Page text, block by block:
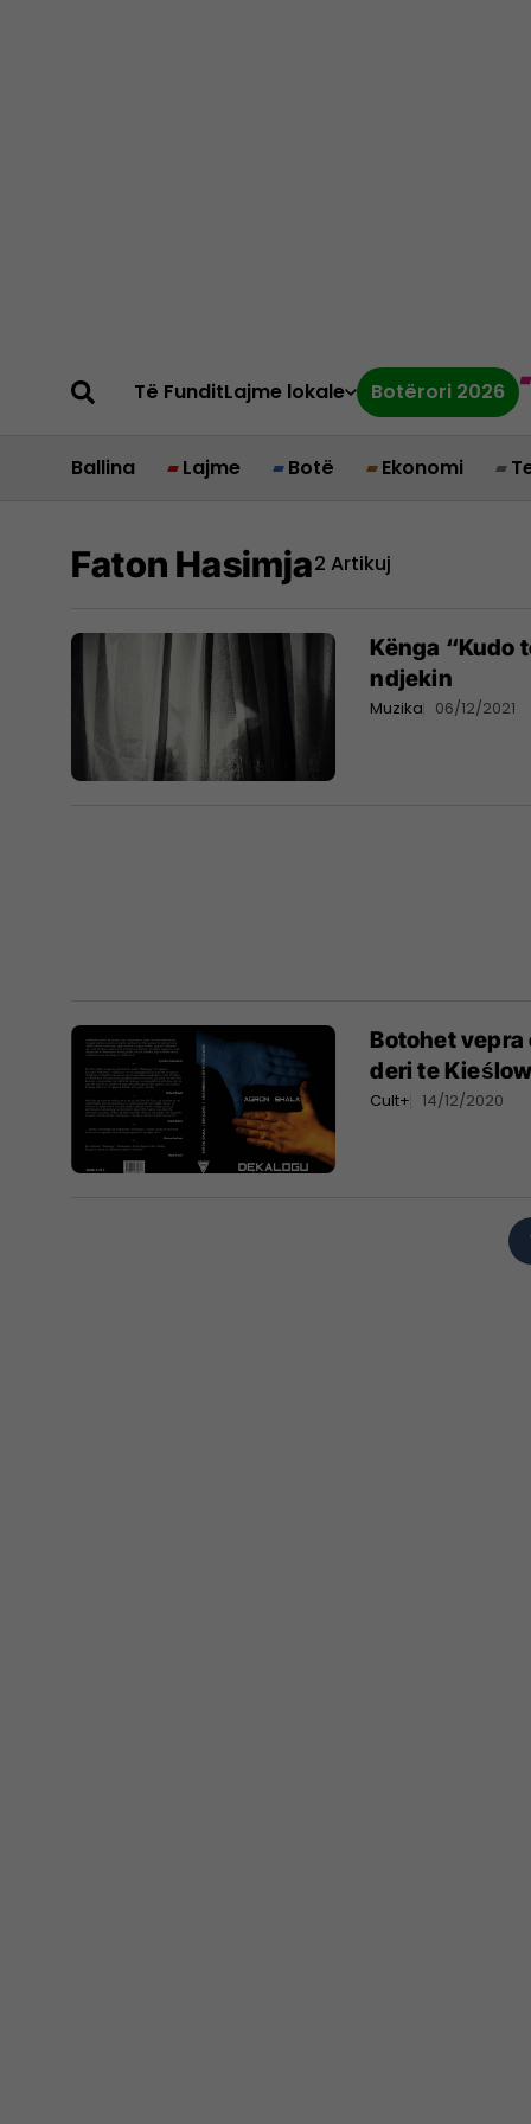
Të FunditLajme lokale Botërori 2026
Ballina Lajme Botë Ekonomi
Faton Hasimja2 Artikuj
Kënga “Kudo
ndjekin
Muzika 06/12/2021
Botohet vepra
deri te
Cult+ 14/12/2020